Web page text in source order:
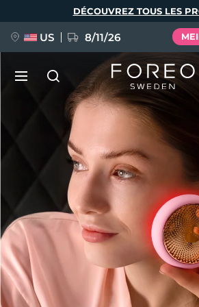
DÉCOUVREZ TOUS LES
US 8/11/26
NOUVEAU
FAQ™ Pure Beauty-Tech Elixir
BREAKING NEWS
issa™ Teeth Whitening Set
Langue
Deutsch
Français
Italiano
Polski
Svenska
Türkçe
简体中文